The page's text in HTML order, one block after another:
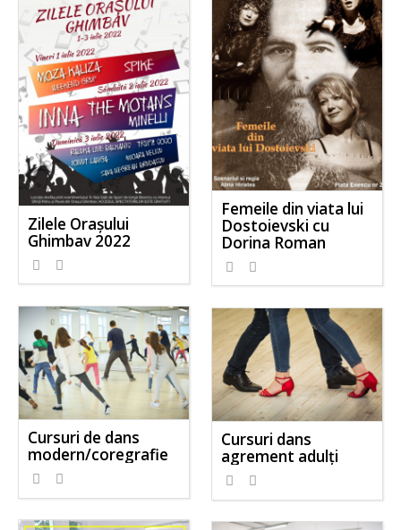
Zilele Orașului
Ghimbav 2022
Femeile din viata lui
Dostoievski cu
Dorina Roman
Cursuri de dans
modern/coregrafie
Cursuri dans
agrement adulți